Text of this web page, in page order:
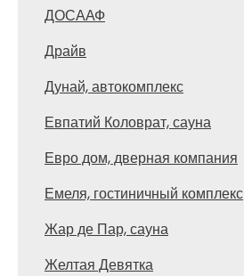
ДОСААФ
Драйв
Дунай, автокомплекс
Евпатий Коловрат, сауна
Евро дом, дверная компания
Емеля, гостиничный комплекс
Жар де Пар, сауна
Желтая Девятка